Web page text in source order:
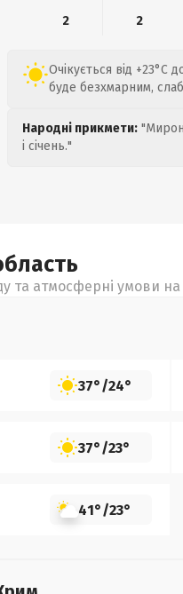
2 2
Очікується від +23°C
буде безхмарним,
Народні прикмети:
і січень."
та атмосферні умови на
37°/24°
37°/23°
41°/23°